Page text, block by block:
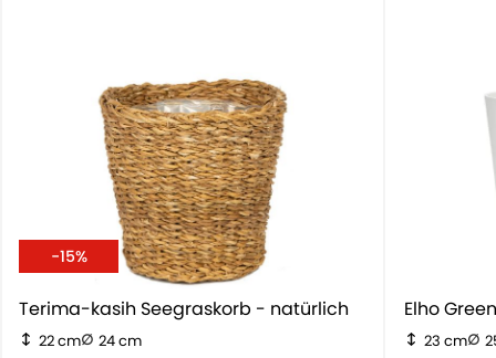
-15%
Terima-kasih Seegraskorb - natürlich
22 cm 24 cm
Elho
23 cm